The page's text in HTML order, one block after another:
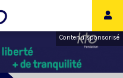
Contenu sponsorisé